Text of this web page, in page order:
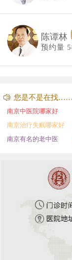
陈谭林
预约量
您是不是在找……
南京中医院哪家好
南京治疗失眠哪家好
南京有名的老中医